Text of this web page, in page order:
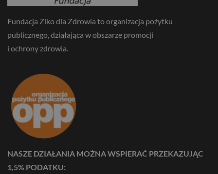
Fundacja Ziko dla Zdrowia to organizacja pożytku
publicznego, działająca w obszarze promocji
i ochrony zdrowia.
NASZE DZIAŁANIA MOŻNA WSPIERAĆ PRZEKAZUJĄC
1,5% PODATKU: